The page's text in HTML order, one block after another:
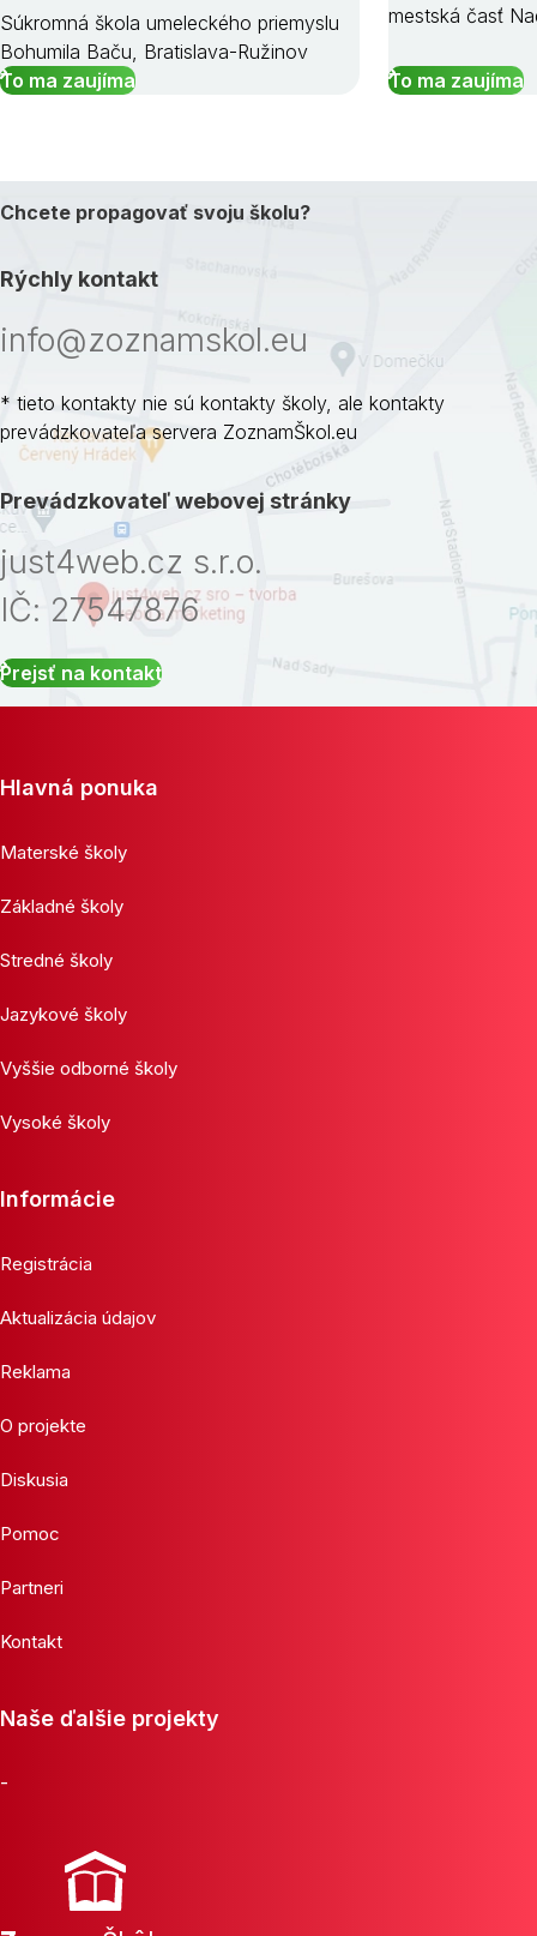
Súkromná škola umeleckého priemyslu
Bohumila Baču, Bratislava-Ružinov
To ma zaujíma
mestská časť
To ma zaujíma
Chcete propagovať svoju školu?
Rýchly kontakt
info@zoznamskol.eu
* tieto kontakty nie sú kontakty školy, ale kontakty
prevádzkovateľa servera ZoznamŠkol.eu
Prevádzkovateľ webovej stránky
just4web.cz s.r.o.
IČ: 27547876
Prejsť na kontakt
Hlavná ponuka
Materské školy
Základné školy
Stredné školy
Jazykové školy
Vyššie odborné školy
Vysoké školy
Informácie
Registrácia
Aktualizácia údajov
Reklama
O projekte
Diskusia
Pomoc
Partneri
Kontakt
Naše ďalšie projekty
-